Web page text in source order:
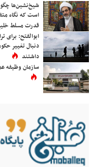
شیخ‌نشین‌ها
است که نگاه
قدرت مسلط
ابوالفتح: برای
دنبال تغییر
داشتند
سازمان وظیفه